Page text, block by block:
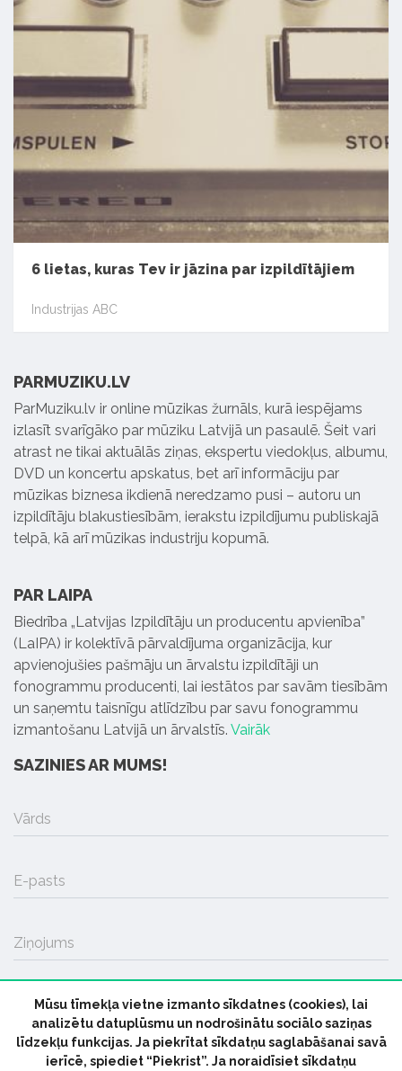
6 lietas, kuras Tev ir jāzina par izpildītājiem
Industrijas ABC
PARMUZIKU.LV
ParMuziku.lv ir online mūzikas žurnāls, kurā iespējams
izlasīt svarīgāko par mūziku Latvijā un pasaulē. Šeit vari
atrast ne tikai aktuālās ziņas, ekspertu viedokļus, albumu,
DVD un koncertu apskatus, bet arī informāciju par
mūzikas biznesa ikdienā neredzamo pusi – autoru un
izpildītāju blakustiesībām, ierakstu izpildījumu publiskajā
telpā, kā arī mūzikas industriju kopumā.
PAR LAIPA
Biedrība „Latvijas Izpildītāju un producentu apvienība”
(LaIPA) ir kolektīvā pārvaldījuma organizācija, kur
apvienojušies pašmāju un ārvalstu izpildītāji un
fonogrammu producenti, lai iestātos par savām tiesībām
un saņemtu taisnīgu atlīdzību par savu fonogrammu
izmantošanu Latvijā un ārvalstīs. Vairāk
SAZINIES AR MUMS!
Vārds
E-pasts
Ziņojums
SŪTĪT
Mūsu tīmekļa vietne izmanto sīkdatnes (cookies), lai
analizētu datuplūsmu un nodrošinātu sociālo saziņas
līdzekļu funkcijas. Ja piekrītat sīkdatņu saglabāšanai savā
ierīcē, spiediet “Piekrist”. Ja noraidīsiet sīkdatņu